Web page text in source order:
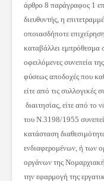
άρθρο 8 παράγραφος 1
διευθυντής, η
οποιασδήποτε
καταβάλλει εμπρόθεσμα
οφειλόμενες συνεπεία
φύσεως αποδοχές που
είτε από τις συλλογικές
διαιτησίας, είτε από
του Ν.3198/1955
κατάσταση
ενδιαφερομένων, ή των
οργάνων της
την εφαρμογή της